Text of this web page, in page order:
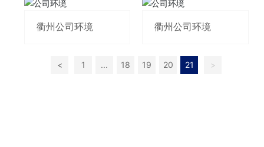
衢州公司环境 衢州公司环境
< 1 ... 18 19 20 21 >